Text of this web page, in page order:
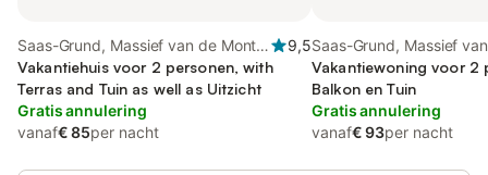
Saas-Grund, Massief van de Monte
Rosa
9,5
Vakantiehuis voor 2 personen, with
Terras and Tuin as well as Uitzicht
Gratis annulering
vanaf€ 85per nacht
Saas-Grund, Massief
Monte Rosa
Vakantiewoning voor 2
Balkon en Tuin
Gratis annulering
vanaf€ 93per nacht